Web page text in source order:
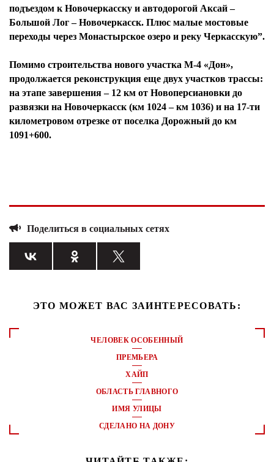
подъездом к Новочеркасску и автодорогой Аксай –
Большой Лог – Новочеркасск. Плюс малые мостовые
переходы через Монастырское озеро и реку Черкасскую”.
Помимо строительства нового участка М-4 «Дон»,
продолжается реконструкция еще двух участков трассы:
на этапе завершения – 12 км от Новоперсиановки до
развязки на Новочеркасск (км 1024 – км 1036) и на 17-ти
километровом отрезке от поселка Дорожный до км
1091+600.
Поделиться в социальных сетях
ЭТО МОЖЕТ ВАС ЗАИНТЕРЕСОВАТЬ:
ЧЕЛОВЕК ОСОБЕННЫЙ
ПРЕМЬЕРА
ХАЙП
ОБЛАСТЬ ГЛАВНОГО
ИМЯ УЛИЦЫ
СДЕЛАНО НА ДОНУ